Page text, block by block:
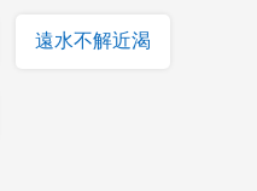
遠水不解近渴